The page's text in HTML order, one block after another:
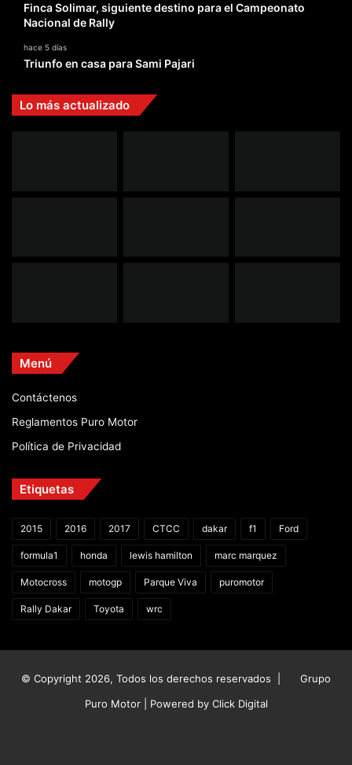
Finca Solimar, siguiente destino para el Campeonato
Nacional de Rally
hace 5 días
Triunfo en casa para Sami Pajari
Lo más actualizado
Menú
Contáctenos
Reglamentos Puro Motor
Política de Privacidad
Etiquetas
2015 2016 2017 CTCC dakar f1 Ford
formula1 honda lewis hamilton marc marquez
Motocross motogp Parque Viva puromotor
Rally Dakar Toyota wrc
© Copyright 2026, Todos los derechos reservados |
Grupo
Puro Motor | Powered by Click Digital